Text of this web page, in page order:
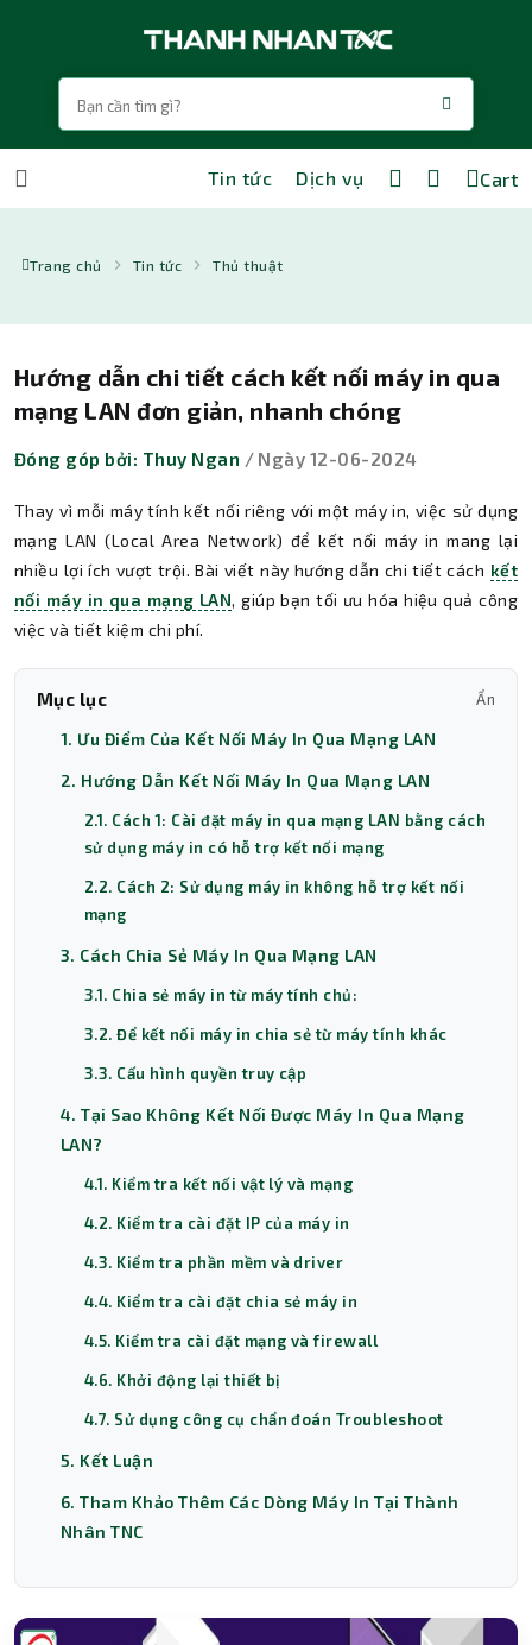
Tin tức Dịch vụ Cart
Trang chủ Tin tức Thủ thuật
Hướng dẫn chi tiết cách kết nối máy in qua
mạng LAN đơn giản, nhanh chóng
Đóng góp bởi: Thuy Ngan / Ngày 12-06-2024
Thay vì mỗi máy tính kết nối riêng với một máy in, việc sử dụng
mạng LAN (Local Area Network) để kết nối máy in mang lại
nhiều lợi ích vượt trội. Bài viết này hướng dẫn chi tiết cách kết
nối máy in qua mạng LAN, giúp bạn tối ưu hóa hiệu quả công
việc và tiết kiệm chi phí.
Mục lục Ẩn
1. Ưu Điểm Của Kết Nối Máy In Qua Mạng LAN
2. Hướng Dẫn Kết Nối Máy In Qua Mạng LAN
2.1. Cách 1: Cài đặt máy in qua mạng LAN bằng cách
sử dụng máy in có hỗ trợ kết nối mạng
2.2. Cách 2: Sử dụng máy in không hỗ trợ kết nối
mạng
3. Cách Chia Sẻ Máy In Qua Mạng LAN
3.1. Chia sẻ máy in từ máy tính chủ:
3.2. Để kết nối máy in chia sẻ từ máy tính khác
3.3. Cấu hình quyền truy cập
4. Tại Sao Không Kết Nối Được Máy In Qua Mạng
LAN?
4.1. Kiểm tra kết nối vật lý và mạng
4.2. Kiểm tra cài đặt IP của máy in
4.3. Kiểm tra phần mềm và driver
4.4. Kiểm tra cài đặt chia sẻ máy in
4.5. Kiểm tra cài đặt mạng và firewall
4.6. Khởi động lại thiết bị
4.7. Sử dụng công cụ chẩn đoán Troubleshoot
5. Kết Luận
6. Tham Khảo Thêm Các Dòng Máy In Tại Thành
Nhân TNC